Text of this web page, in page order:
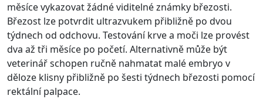
měsíce vykazovat žádné viditelné známky březosti.
Březost lze potvrdit ultrazvukem přibližně po dvou
týdnech od odchovu. Testování krve a moči lze provést
dva až tři měsíce po početí. Alternativně může být
veterinář schopen ručně nahmatat malé embryo v
děloze klisny přibližně po šesti týdnech březosti pomocí
rektální palpace.